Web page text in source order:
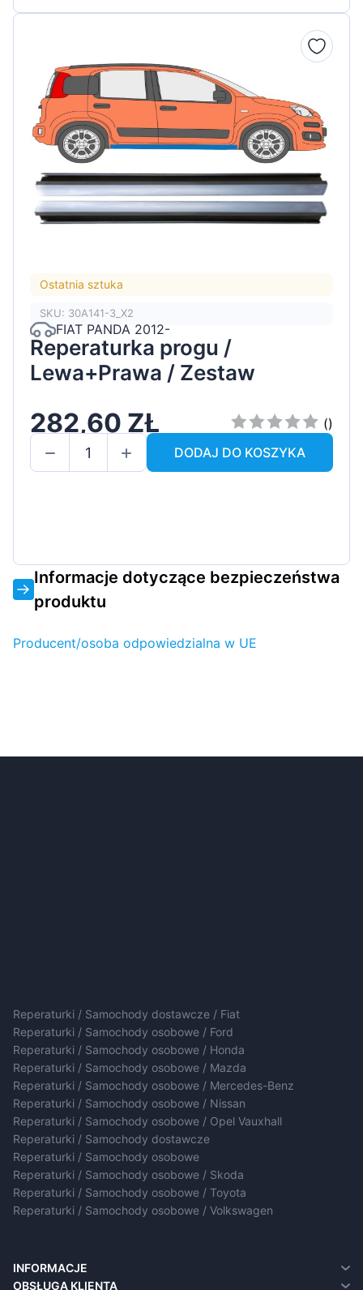
Ostatnia sztuka
SKU: 30A141-3_X2
FIAT PANDA 2012-
Reperaturka progu /
Lewa+Prawa / Zestaw
282,60 ZŁ
()
DODAJ DO KOSZYKA
Informacje dotyczące bezpieczeństwa
produktu
Producent/osoba odpowiedzialna w UE
Reperaturki / Samochody dostawcze / Fiat
Reperaturki / Samochody osobowe / Ford
Reperaturki / Samochody osobowe / Honda
Reperaturki / Samochody osobowe / Mazda
Reperaturki / Samochody osobowe / Mercedes-Benz
Reperaturki / Samochody osobowe / Nissan
Reperaturki / Samochody osobowe / Opel Vauxhall
Reperaturki / Samochody dostawcze
Reperaturki / Samochody osobowe
Reperaturki / Samochody osobowe / Skoda
Reperaturki / Samochody osobowe / Toyota
Reperaturki / Samochody osobowe / Volkswagen
INFORMACJE
O nas
OBSŁUGA KLIENTA